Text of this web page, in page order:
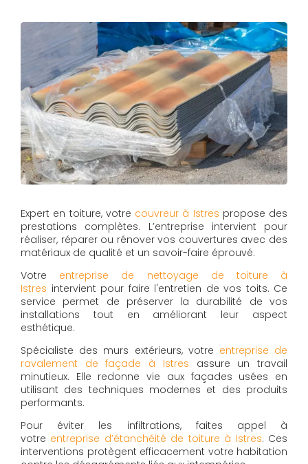
Expert en toiture, votre couvreur à Istres propose des
prestations complètes. L’entreprise intervient pour
réaliser, réparer ou rénover vos couvertures avec des
matériaux de qualité et un savoir-faire éprouvé.
Votre entreprise de nettoyage de toiture à
Istres intervient pour faire l'entretien de vos toits. Ce
service permet de préserver la durabilité de vos
installations tout en améliorant leur aspect
esthétique.
Spécialiste des murs extérieurs, votre entreprise de
ravalement de façade à Istres assure un travail
minutieux. Elle redonne vie aux façades usées en
utilisant des techniques modernes et des produits
performants.
Pour éviter les infiltrations, faites appel à
votre entreprise d’étanchéité de toiture à Istres. Ces
interventions protègent efficacement votre habitation